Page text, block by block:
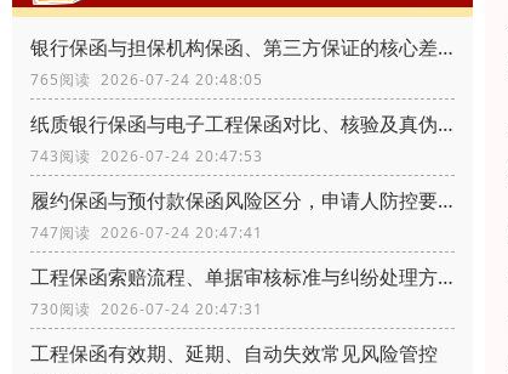
银行保函与担保机构保函、第三方保证的核心差异
765阅读 2026-07-24 20:48:05
纸质银行保函与电子工程保函对比、核验及真伪辨别
743阅读 2026-07-24 20:47:53
履约保函与预付款保函风险区分，申请人防控要点
747阅读 2026-07-24 20:47:41
工程保函索赔流程、单据审核标准与纠纷处理方式
730阅读 2026-07-24 20:47:31
工程保函有效期、延期、自动失效常见风险管控